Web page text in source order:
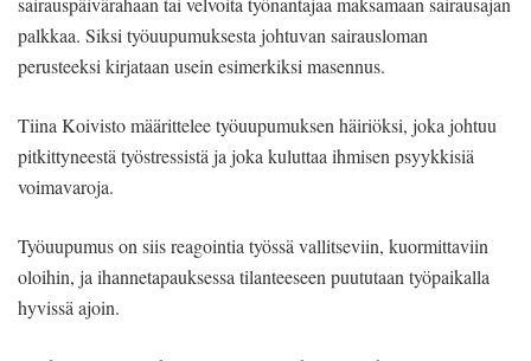
palkkaa. Siksi työuupumuksesta johtuvan sairausloman
perusteeksi kirjataan usein esimerkiksi masennus.
Tiina Koivisto määrittelee työuupumuksen häiriöksi, joka johtuu
pitkittyneestä työstressistä ja joka kuluttaa ihmisen psyykkisiä
voimavaroja.
Työuupumus on siis reagointia työssä vallitseviin, kuormittaviin
oloihin, ja ihannetapauksessa tilanteeseen puututaan työpaikalla
hyvissä ajoin.